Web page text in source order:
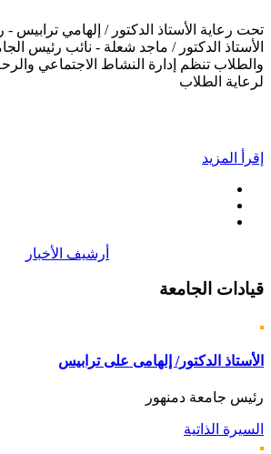
تحت رعاية الأستاذ الدكتور / إلهامي ترابيس
الأستاذ الدكتور / ماجد شعلة - نائب رئيس
والطلاب تنظم إدارة النشاط الاجتماعي
لرعاية الطلاب
إقرأ المزيد
أرشيف الأخبار
قيادات الجامعة
الأستاذ الدكتور/ إلهامى على ترابيس
رئيس جامعة دمنهور
السيرة الذاتية